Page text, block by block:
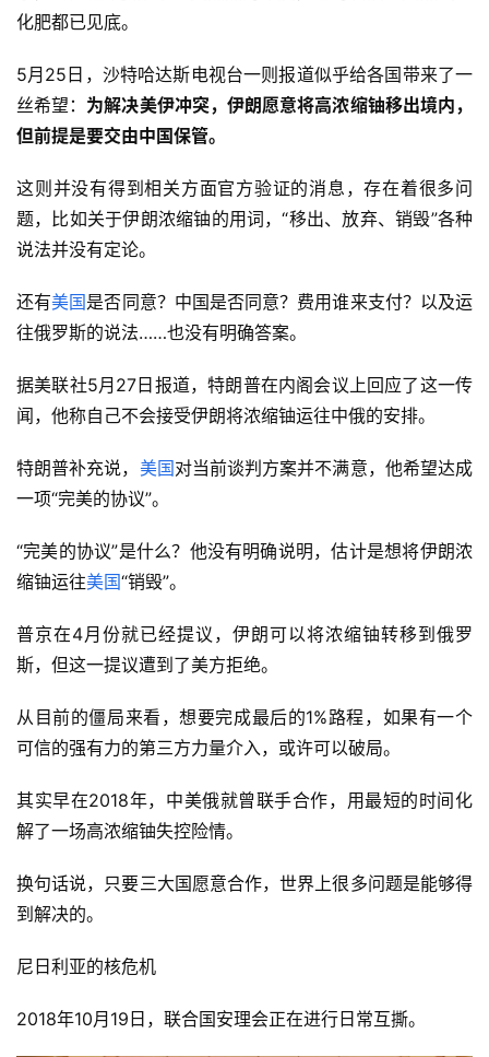
化肥都已见底。
5月25日，沙特哈达斯电视台一则报道似乎给各国带来了一
丝希望： 为解决美伊冲突，伊朗愿意将高浓缩铀移出境内，
但前提是要交由中国保管。
这则并没有得到相关方面官方验证的消息，存在着很多问
题，比如关于伊朗浓缩铀的用词，“移出、放弃、销毁”各种
说法并没有定论。
还有美国是否同意？中国是否同意？费用谁来支付？以及运
往俄罗斯的说法……也没有明确答案。
据美联社5月27日报道，特朗普在内阁会议上回应了这一传
闻，他称自己不会接受伊朗将浓缩铀运往中俄的安排。
特朗普补充说， 美国对当前谈判方案并不满意，他希望达成
一项“完美的协议”。
“完美的协议”是什么？他没有明确说明，估计是想将伊朗浓
缩铀运往美国“销毁”。
普京在4月份就已经提议，伊朗可以将浓缩铀转移到俄罗
斯，但这一提议遭到了美方拒绝。
从目前的僵局来看，想要完成最后的1%路程，如果有一个
可信的强有力的第三方力量介入，或许可以破局。
其实早在2018年，中美俄就曾联手合作，用最短的时间化
解了一场高浓缩铀失控险情。
换句话说，只要三大国愿意合作，世界上很多问题是能够得
到解决的。
尼日利亚的核危机
2018年10月19日，联合国安理会正在进行日常互撕。